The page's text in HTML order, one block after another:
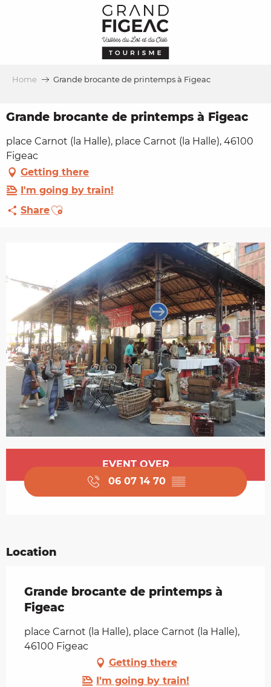
Home Grande brocante de printemps à Figeac
Grande brocante de printemps à Figeac
place Carnot (la Halle), place Carnot (la Halle), 46100
Figeac
Getting there
I'm going by train!
ShareAjouter aux favoris
Opening hours & contact details
EVENT OVER
06 07 14 70 ▒▒
Location
Grande brocante de printemps à
Figeac
place Carnot (la Halle), place Carnot (la Halle),
46100 Figeac
Getting there
I'm going by train!